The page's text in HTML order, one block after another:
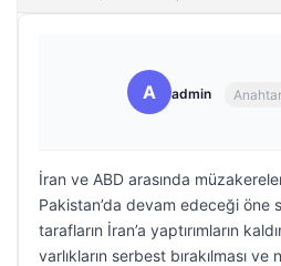
A admin
İran ve ABD arasında
Pakistan’da devam edeceği öne
tarafların İran’a yaptırımların
varlıkların serbest bırakılması